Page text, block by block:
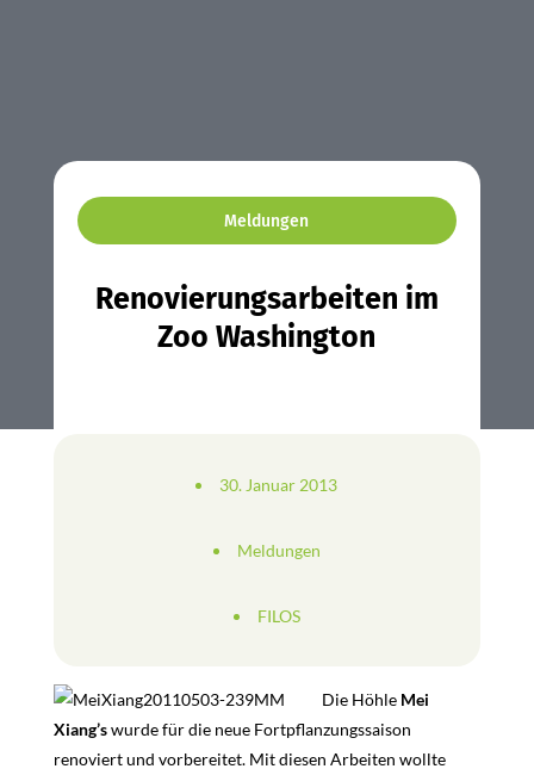
Meldungen
Renovierungsarbeiten im
Zoo Washington
30. Januar 2013
Meldungen
FILOS
Die Höhle Mei
Xiang’swurde für die neue Fortpflanzungssaison
renoviert und vorbereitet. Mit diesen Arbeiten wollte